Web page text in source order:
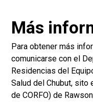
Más
Para obtener más
comunicarse con el
Residencias del
Salud del Chubut, sito
de CORFO) de